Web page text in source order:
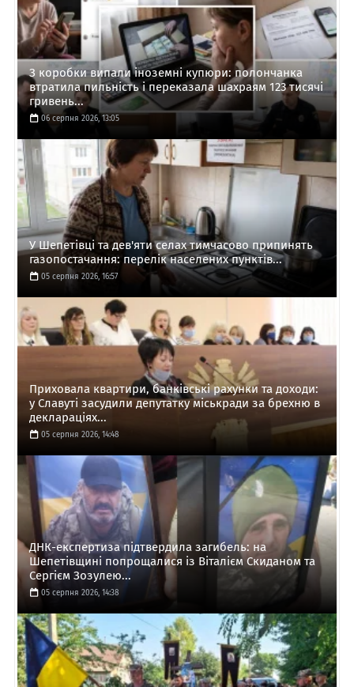
З коробки випали іноземні купюри: полончанка
втратила пильність і переказала шахраям 123 тисячі
гривень...
06 серпня 2026, 13:05
У Шепетівці та дев'яти селах тимчасово припинять
газопостачання: перелік населених пунктів...
05 серпня 2026, 16:57
Приховала квартири, банківські рахунки та доходи:
у Славуті засудили депутатку міськради за брехню в
деклараціях...
05 серпня 2026, 14:48
ДНК-експертиза підтвердила загибель: на
Шепетівщині попрощалися із Віталієм Скиданом та
Сергієм Зозулею...
05 серпня 2026, 14:38